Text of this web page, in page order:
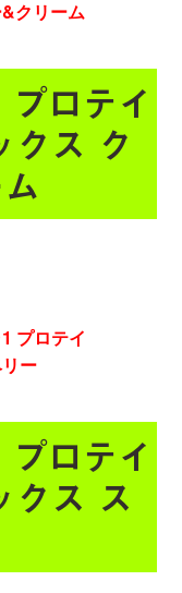
ロテイ
クス ク
ロテイ
クス ス